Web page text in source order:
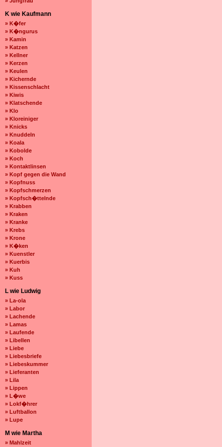
K wie Kaufmann
» K�fer
» K�ngurus
» Kamin
» Katzen
» Kellner
» Kerzen
» Keulen
» Kichernde
» Kissenschlacht
» Kiwis
» Klatschende
» Klo
» Kloreiniger
» Knicks
» Knuddeln
» Koala
» Kobolde
» Koch
» Kontaktlinsen
» Kopf gegen die Wand
» Kopfnuss
» Kopfschmerzen
» Kopfsch�ttelnde
» Krabben
» Kraken
» Kranke
» Krebs
» Krone
» K�ken
» Kuenstler
» Kuerbis
» Kuh
» Kuss
L wie Ludwig
» La-ola
» Labor
» Lachende
» Lamas
» Laufende
» Libellen
» Liebe
» Liebesbriefe
» Liebeskummer
» Lieferanten
» Lila
» Lippen
» L�we
» Lokf�hrer
» Luftballon
» Lupe
M wie Martha
» Mahlzeit